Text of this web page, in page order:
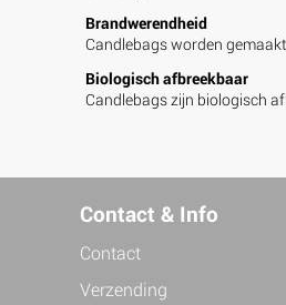
Brandwerendheid
Candlebags worden
Biologisch afbreekbaar
Candlebags zijn biologisch
Contact & Info
Contact
Verzending